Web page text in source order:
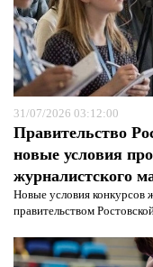
31/07/2026 03:12:00
Правительство
новые условия
журналистского
Новые условия конкурсов
правительством
Я согласен с
защиты
Я согласен с
защиты